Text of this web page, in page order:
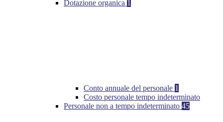
Dotazione organica 1
Conto annuale del personale 1
Costo personale tempo indeterminato
Personale non a tempo indeterminato 45